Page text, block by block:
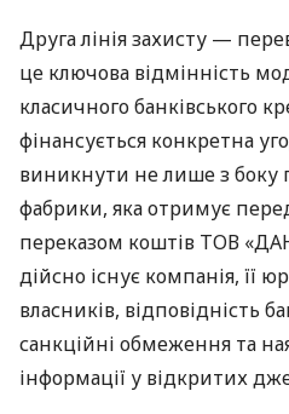
Друга лінія захисту —
це ключова відмінність
класичного банківського
фінансується конкретна
виникнути не лише з боку
фабрики, яка отримує
переказом коштів ТОВ
дійсно існує компанія, її
власників, відповідність
санкційні обмеження та
інформації у відкритих